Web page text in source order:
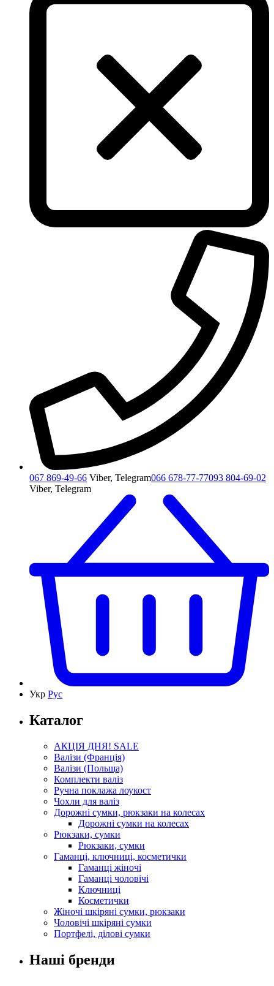
067 869-49-66 Viber, Telegram066 678-77-77093 804-69-02
Viber, Telegram
Укр Рус
Каталог
АКЦІЯ ДНЯ! SALE
Валізи (Франція)
Валізи (Польща)
Комплекти валіз
Ручна поклажа лоукост
Чохли для валіз
Дорожні сумки, рюкзаки на колесах
Дорожні сумки на колесах
Рюкзаки, сумки
Рюкзаки, сумки
Гаманці, ключниці, косметички
Гаманці жіночі
Гаманці чоловічі
Ключниці
Косметички
Жіночі шкіряні сумки, рюкзаки
Чоловічі шкіряні сумки
Портфелі, ділові сумки
Наші бренди